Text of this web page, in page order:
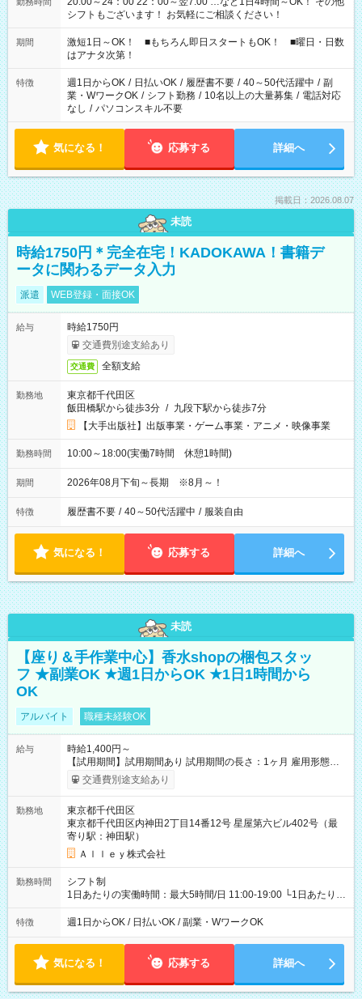
シフトもございます！ お気軽にご相談ください！
期間
激短1日～OK！ ■もちろん即日スタートもOK！ ■曜日・日数
はアナタ次第！
特徴 週1日からOK / 日払いOK / 履歴書不要 / 40～50代活躍中 / 副
業・WワークOK / シフト勤務 / 10名以上の大量募集 / 電話対応
なし / パソコンスキル不要
気になる！ 応募する 詳細へ
掲載日：2026.08.07
未読
時給1750円＊完全在宅！KADOKAWA！書籍デ
ータに関わるデータ入力
派遣 WEB登録・面接OK
給与
時給1750円
交通費別途支給あり
交通費 全額支給
勤務地
東京都千代田区
飯田橋駅から徒歩3分 / 九段下駅から徒歩7分
【大手出版社】出版事業・ゲーム事業・アニメ・映像事業
勤務時間 10:00～18:00(実働7時間 休憩1時間)
期間 2026年08月下旬～長期 ※8月～！
特徴 履歴書不要 / 40～50代活躍中 / 服装自由
気になる！ 応募する 詳細へ
未読
【座り＆手作業中心】香水shopの梱包スタッ
フ ★副業OK ★週1日からOK ★1日1時間から
OK
アルバイト 職種未経験OK
給与
時給1,400円～
【試用期間】試用期間あり 試用期間の長さ：1ヶ月 雇用形態、
給与は本採用時と同じです。
交通費別途支給あり
勤務地
東京都千代田区
東京都千代田区内神田2丁目14番12号 星屋第六ビル402号（最
寄り駅：神田駅）
Ａｌｌｅｙ株式会社
勤務時間
シフト制
1日あたりの実働時間：最大5時間/日 11:00-19:00 └1日あたりの
実働時間：1-5時間 └上記の時間帯内であれば、いつでも勤務可
能！ └平日・土曜日の中で、お好きな曜日でご勤務いただけま
18:00 などのように、自由な働き方が可能なお仕事です！
特徴 週1日からOK / 日払いOK / 副業・WワークOK
気になる！ 応募する 詳細へ